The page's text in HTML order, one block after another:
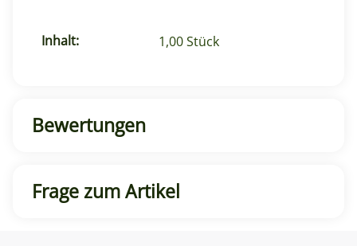
Produkteigenschaft
Wert
Inhalt: 1,00 Stück
Bewertungen
Frage zum Artikel